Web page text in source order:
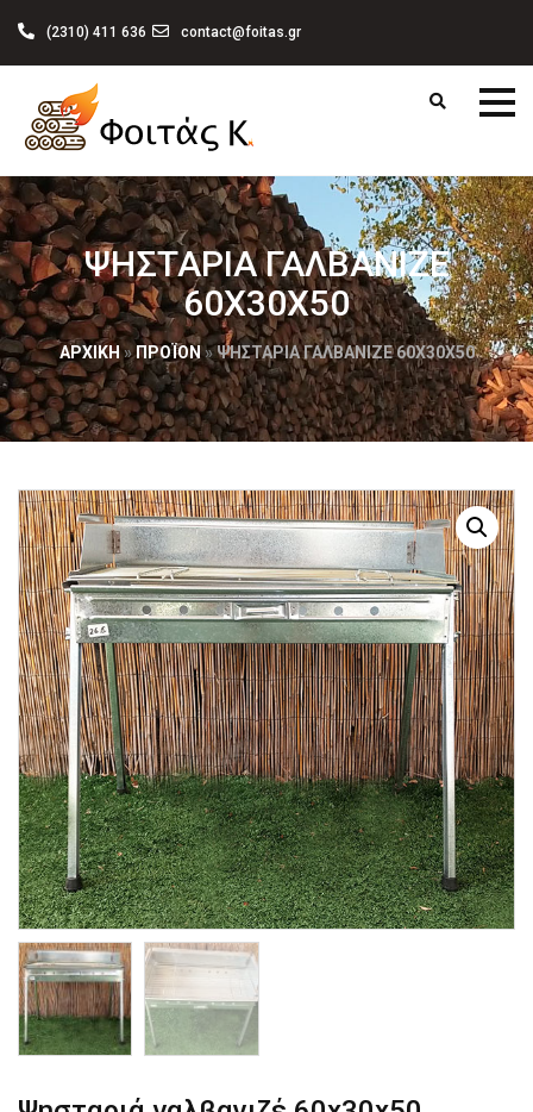
(2310) 411 636 contact@foitas.gr
ΨΗΣΤΑΡΙΆ ΓΑΛΒΑΝΙΖΈ
60X30X50
ΑΡΧΙΚΉ»ΠΡΟΪΌΝ»ΨΗΣΤΑΡΙΆ ΓΑΛΒΑΝΙΖΈ 60X30X50